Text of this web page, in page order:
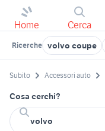
Home Cerca
Ricerche volvo coupe
Subito Accessori auto
Cosa cerchi?